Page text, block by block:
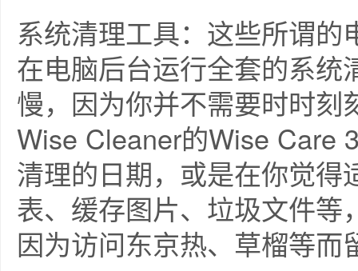
系统清理工具：这些所谓
在电脑后台运行全套的系
慢，因为你并不需要时时
Wise Cleaner的Wise Care
清理的日期，或是在你觉
表、缓存图片、垃圾文件
因为访问东京热、草榴等